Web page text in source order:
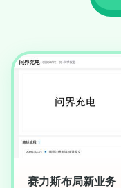
赛力斯布局新业务